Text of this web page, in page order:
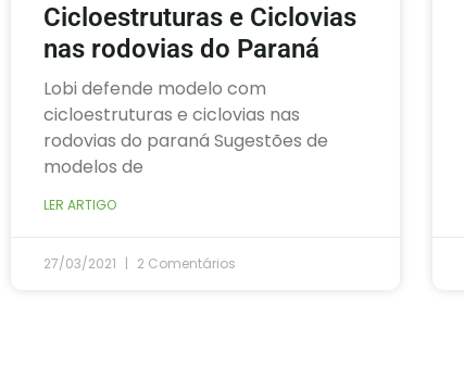
Cicloestruturas e Ciclovias
nas rodovias do Paraná
Lobi defende modelo com
cicloestruturas e ciclovias nas
rodovias do paraná Sugestões de
modelos de
LER ARTIGO
27/03/2021 2 Comentários